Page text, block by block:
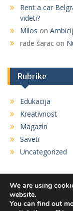
Rent a car
videti?
Milos on
rade šarac on
Rubrike
Edukacija
Kreativnost
Magazin
Saveti
Uncategorized
We are using
website.
You can find out